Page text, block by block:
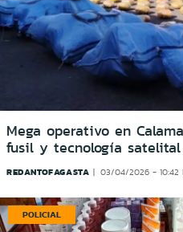
Mega operativo en
fusil y tecnología
REDANTOFAGASTA 03/04/2026 - 10:42
POLICIAL